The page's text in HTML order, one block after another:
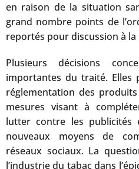
en raison de la situation
grand nombre points de
reportés pour discussion à la
Plusieurs décisions
importantes du traité.
réglementation des
mesures visant à
lutter contre les publicités
nouveaux moyens de
réseaux sociaux. La
l’industrie du tabac dans